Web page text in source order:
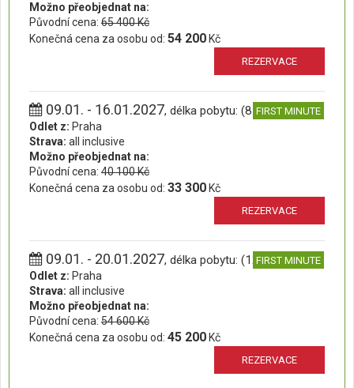
Možno přeobjednat na:
Původní cena: 65 400 Kč
Konečná cena za osobu od: 54 200 Kč
REZERVACE
09.01. - 16.01.2027, délka pobytu: (8 dní)FIRST MINUTE
Odlet z: Praha
Strava: all inclusive
Možno přeobjednat na:
Původní cena: 40 100 Kč
Konečná cena za osobu od: 33 300 Kč
REZERVACE
09.01. - 20.01.2027, délka pobytu: (12 dní)FIRST MINUTE
Odlet z: Praha
Strava: all inclusive
Možno přeobjednat na:
Původní cena: 54 600 Kč
Konečná cena za osobu od: 45 200 Kč
REZERVACE